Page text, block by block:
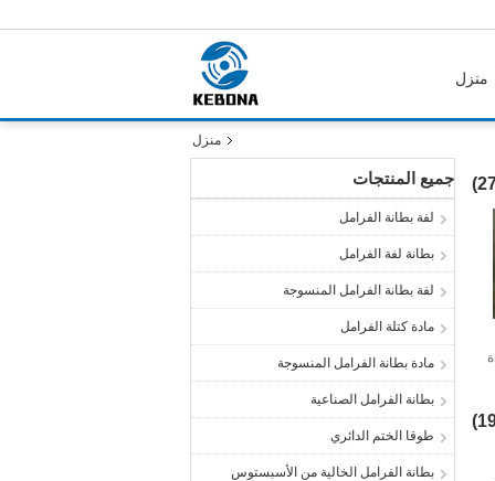
منزل
منزل
جميع المنتجات
لفة بطانة الفرامل
بطانة لفة الفرامل
لفة بطانة الفرامل المنسوجة
مادة كتلة الفرامل
مادة بطانة الفرامل المنسوجة
بطانة الفرامل الصناعية
طوقا الختم الدائري
بطانة الفرامل الخالية من الأسبستوس